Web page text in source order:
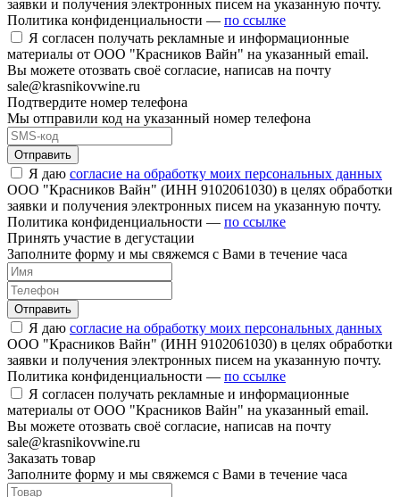
заявки и получения электронных писем на указанную почту.
Политика конфиденциальности — по ссылке
Я согласен получать рекламные и информационные
материалы от ООО "Красников Вайн" на указанный email.
Вы можете отозвать своё согласие, написав на почту
sale@krasnikovwine.ru
Подтвердите номер телефона
Мы отправили код на указанный номер телефона
Отправить
Я даю согласие на обработку моих персональных данных
ООО "Красников Вайн" (ИНН 9102061030) в целях обработки
заявки и получения электронных писем на указанную почту.
Политика конфиденциальности — по ссылке
Принять участие в дегустации
Заполните форму и мы свяжемся с Вами в течение часа
Отправить
Я даю согласие на обработку моих персональных данных
ООО "Красников Вайн" (ИНН 9102061030) в целях обработки
заявки и получения электронных писем на указанную почту.
Политика конфиденциальности — по ссылке
Я согласен получать рекламные и информационные
материалы от ООО "Красников Вайн" на указанный email.
Вы можете отозвать своё согласие, написав на почту
sale@krasnikovwine.ru
Заказать товар
Заполните форму и мы свяжемся с Вами в течение часа